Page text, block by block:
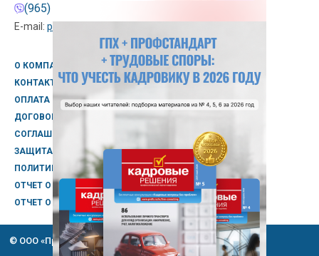
(965) 242-51-98
E-mail: podpiska@profiz.ru
О КОМПАНИИ
КОНТАКТЫ
ОПЛАТА И ДОСТАВКА
ДОГОВОР ПОДПИСКИ
СОГЛАШЕНИЕ О ПЕРЕХОДЕ НА ЭДО
ЗАЩИТА ПЕРСОНАЛЬНЫХ ДАННЫХ
ПОЛИТИКА ОПЕРАТОРА
ОТЧЕТ О СОУТ 2019
ОТЧЕТ О СОУТ 2025
© ООО «Профессиональное издательство», 2002-2026